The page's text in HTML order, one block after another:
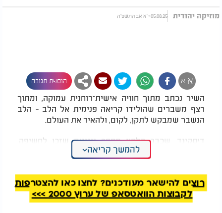
מוזיקה יהודית 05.08.25 י"א אב התשפ"ה
א א הוספת תגובה
השיר נכתב מתוך חוויה אישית־רוחנית עמוקה, ומתוך
רצף משברים שהולידו קריאה פנימית אל הלב - הלב
הנשבר שמבקש לתקן, לקום, ולהאיר את העולם.
דיסקינד, שכבר הלחין מספר ניגונים שזכו לחשיפה,
מביא ביצירה זו קול ייחודי ואותנטי במוזיקה היהודית
להמשך קריאה
רוצים להישאר מעודכנים? לחצו כאן להצטרפות
לקבוצות הוואטסאפ של ערוץ 2000 >>>